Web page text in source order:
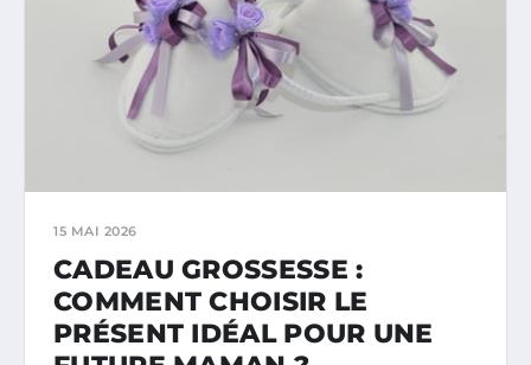
15 MAI 2026
CADEAU GROSSESSE :
COMMENT CHOISIR LE
PRÉSENT IDÉAL POUR UNE